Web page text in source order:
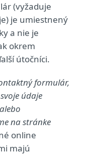
(vyžaduje
je umiestnený
a nie je
okrem
útočníci.
formulár,
údaje
na stránke
online
majú